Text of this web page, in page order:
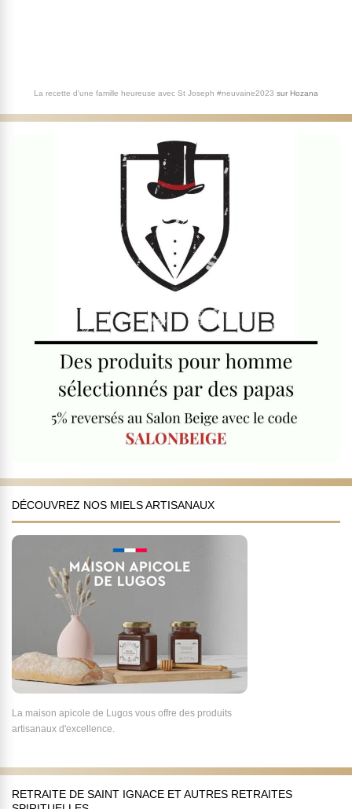
La recette d'une famille heureuse avec St Joseph #neuvaine2023 sur Hozana
DÉCOUVREZ NOS MIELS ARTISANAUX
La maison apicole de Lugos vous offre des produits
artisanaux d'excellence.
RETRAITE DE SAINT IGNACE ET AUTRES RETRAITES